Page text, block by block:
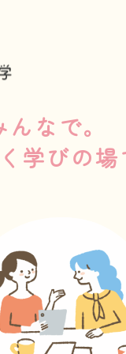
なで。
学びの